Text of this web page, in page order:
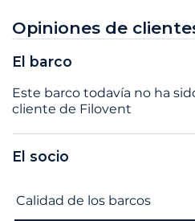
Opiniones de
El barco
Este barco todavía no ha
cliente de Filovent
El socio
Nombre del criterio
Calidad de los barcos